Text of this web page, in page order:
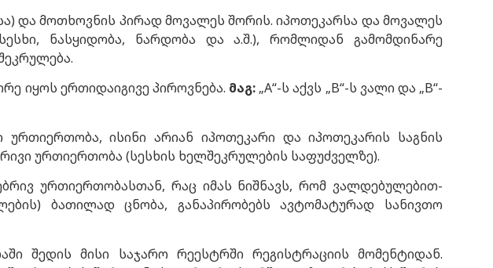
და მოთხოვნის პირად მოვალეს შორის. იპოთეკარსა და მოვალეს
ნასყიდობა, ნარდობა და ა.შ.), რომლიდან გამომდინარე
იყოს ერთიდაიგივე პიროვნება. მაგ:„A“-ს აქვს „B“-ს ვალი და „B“-
ურთიერთობა, ისინი არიან იპოთეკარი და იპოთეკარის საგნის
ურთიერთობა (სესხის ხელშეკრულების საფუძველზე).
ურთიერთობასთან, რაც იმას ნიშნავს, რომ ვალდებულებით-
ბათილად ცნობა, განაპირობებს ავტომატურად სანივთო
შედის მისი საჯარო რეესტრში რეგისტრაციის მომენტიდან.